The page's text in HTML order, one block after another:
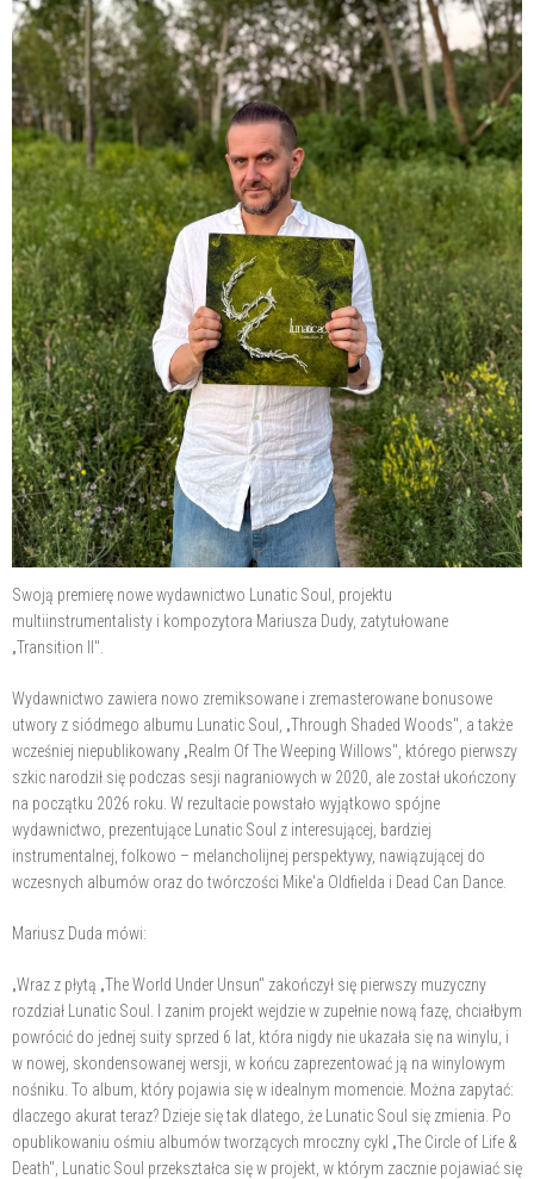
Swoją premierę nowe wydawnictwo Lunatic Soul, projektu
multiinstrumentalisty i kompozytora Mariusza Dudy, zatytułowane
„Transition II".
Wydawnictwo zawiera nowo zremiksowane i zremasterowane bonusowe
utwory z siódmego albumu Lunatic Soul, „Through Shaded Woods", a także
wcześniej niepublikowany „Realm Of The Weeping Willows", którego pierwszy
szkic narodził się podczas sesji nagraniowych w 2020, ale został ukończony
na początku 2026 roku. W rezultacie powstało wyjątkowo spójne
wydawnictwo, prezentujące Lunatic Soul z interesującej, bardziej
instrumentalnej, folkowo – melancholijnej perspektywy, nawiązującej do
wczesnych albumów oraz do twórczości Mike'a Oldfielda i Dead Can Dance.
Mariusz Duda mówi:
„Wraz z płytą „The World Under Unsun" zakończył się pierwszy muzyczny
rozdział Lunatic Soul. I zanim projekt wejdzie w zupełnie nową fazę, chciałbym
powrócić do jednej suity sprzed 6 lat, która nigdy nie ukazała się na winylu, i
w nowej, skondensowanej wersji, w końcu zaprezentować ją na winylowym
nośniku. To album, który pojawia się w idealnym momencie. Można zapytać:
dlaczego akurat teraz? Dzieje się tak dlatego, że Lunatic Soul się zmienia. Po
opublikowaniu ośmiu albumów tworzących mroczny cykl „The Circle of Life &
Death", Lunatic Soul przekształca się w projekt, w którym zacznie pojawiać się